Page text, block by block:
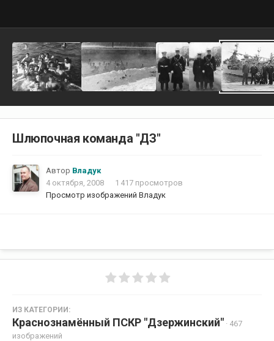
Шлюпочная команда "ДЗ"
Автор Владук
4 октября, 2008
1 417 просмотров
Просмотр изображений Владук
ИЗ КАТЕГОРИИ:
Краснознамённый ПСКР "Дзержинский" · 467
изображений